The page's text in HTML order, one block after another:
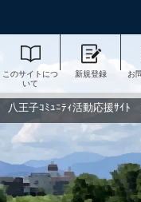
このサイトにつ
いて
新規登録 お
八王子ｺﾐｭﾆﾃｨ活動応援ｻｲﾄ